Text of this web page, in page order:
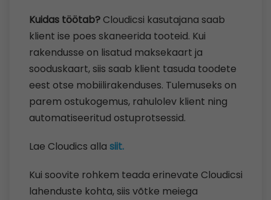
Kuidas töötab?Cloudicsi kasutajana saab
klient ise poes skaneerida tooteid. Kui
rakendusse on lisatud maksekaart ja
sooduskaart, siis saab klient tasuda toodete
eest otse mobiilirakenduses. Tulemuseks on
parem ostukogemus, rahulolev klient ning
automatiseeritud ostuprotsessid.
Lae Cloudics alla siit.
Kui soovite rohkem teada erinevate Cloudicsi
lahenduste kohta, siis võtke meiega